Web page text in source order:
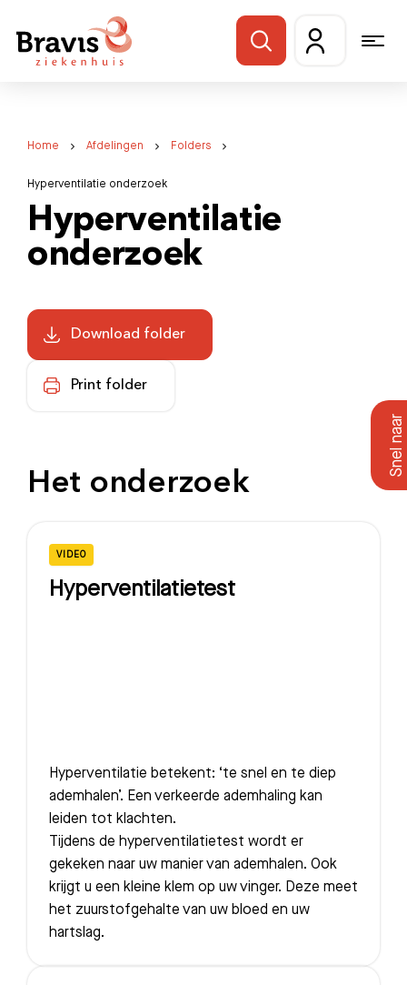
Home Afdelingen Folders
Hyperventilatie onderzoek
Hyperventilatie
onderzoek
Download folder
Print folder
Het onderzoek
VIDEO
Hyperventilatietest
Hyperventilatie betekent: ‘te snel en te diep
ademhalen’. Een verkeerde ademhaling kan
leiden tot klachten.
Tijdens de hyperventilatietest wordt er
gekeken naar uw manier van ademhalen. Ook
krijgt u een kleine klem op uw vinger. Deze meet
het zuurstofgehalte van uw bloed en uw
hartslag.